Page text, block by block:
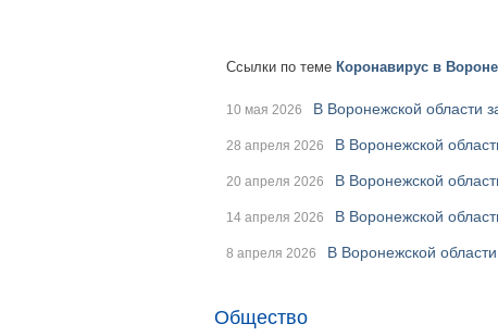
Ссылки по теме Коронавирус в
10 мая 2026 В Воронежской области
28 апреля 2026 В Воронежской
20 апреля 2026 В Воронежской
14 апреля 2026 В Воронежской
8 апреля 2026 В Воронежской
Общество